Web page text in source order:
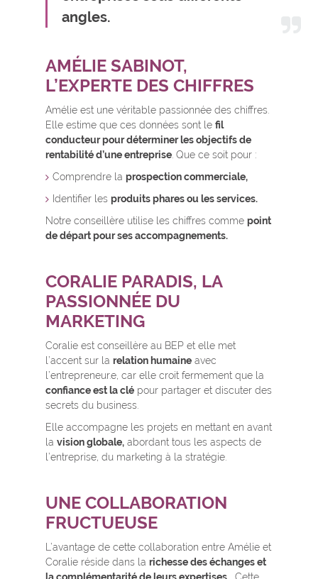
angles.
AMÉLIE SABINOT,
L’EXPERTE DES CHIFFRES
Amélie est une véritable passionnée des chiffres.
Elle estime que ces données sont le fil
conducteur pour déterminer les objectifs de
rentabilité d’une entreprise . Que ce soit pour :
Comprendre la prospection commerciale,
Identifier les produits phares ou les services.
Notre conseillère utilise les chiffres comme point
de départ pour ses accompagnements.
CORALIE PARADIS, LA
PASSIONNÉE DU
MARKETING
Coralie est conseillère au BEP et elle met
l’accent sur la relation humaine avec
l’entrepreneur.e, car elle croit fermement que la
confiance est la clé pour partager et discuter des
secrets du business.
Elle accompagne les projets en mettant en avant
la vision globale, abordant tous les aspects de
l’entreprise, du marketing à la stratégie.
UNE COLLABORATION
FRUCTUEUSE
L’avantage de cette collaboration entre Amélie et
Coralie réside dans la richesse des échanges et